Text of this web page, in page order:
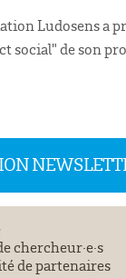
Ludosens a
social" de son
chercheur·e·s
de partenaires